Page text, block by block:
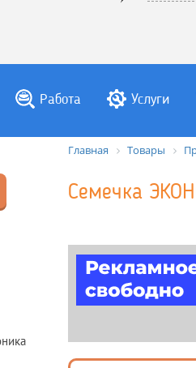
Работа Услуги
Главная Товары
Семечка